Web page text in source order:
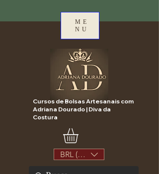
ME
NU
Cursos de Bolsas Artesanais com
Adriana Dourado | Diva da
Costura
BRL (R$)